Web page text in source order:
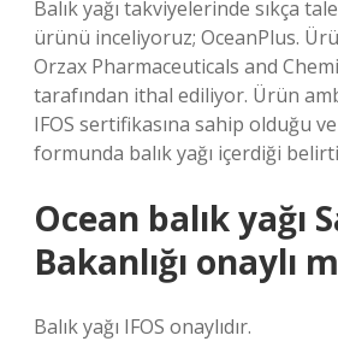
Balık yağı takviyelerinde sıkça
ürünü inceliyoruz; OceanPlus.
Orzax Pharmaceuticals and
tarafından ithal ediliyor. Ürün
IFOS sertifikasına sahip olduğu
formunda balık yağı içerdiği
Ocean balık yağı
Bakanlığı onaylı
Balık yağı IFOS onaylıdır.